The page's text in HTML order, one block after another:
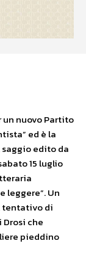
un nuovo Partito
ed è la
edito da
15 luglio
leggere”. Un
tentativo di
che
pieddino